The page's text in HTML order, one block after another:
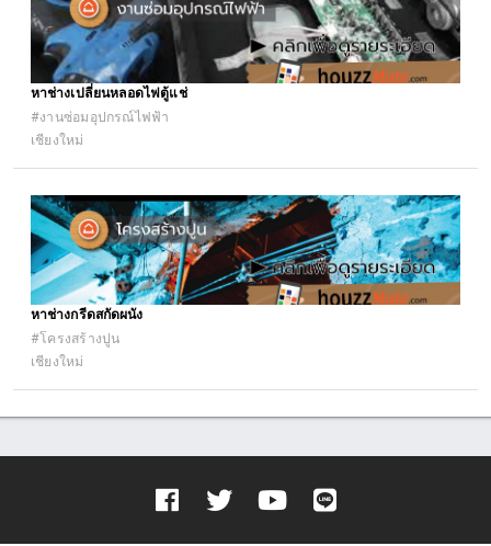
หาช่างเปลี่ยนหลอดไฟตู้แช่
#งานซ่อมอุปกรณ์ไฟฟ้า
เชียงใหม่
หาช่างกรีดสกัดผนัง
#โครงสร้างปูน
เชียงใหม่